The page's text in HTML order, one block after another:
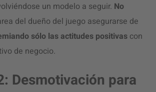
un modelo a seguir. No
del dueño del juego asegurarse de
sólo las actitudes positivas con
de negocio.
Desmotivación para